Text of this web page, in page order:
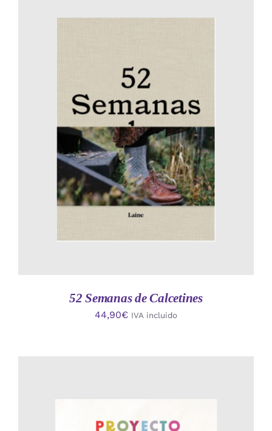
AÑADIR AL CARRITO
/
DETALLES
52 Semanas de Calcetines
44,90€ IVA incluido